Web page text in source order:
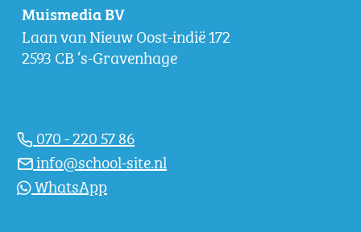
Muismedia BV
Laan van Nieuw Oost-indië 172
2593 CB ‘s-Gravenhage
070 - 220 57 86
info@school-site.nl
WhatsApp